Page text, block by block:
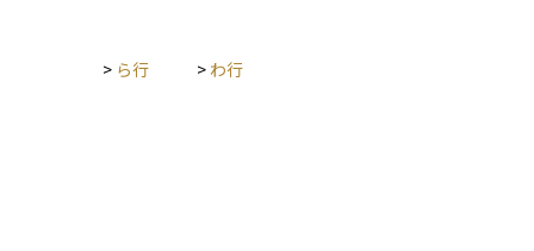
> ら行 > わ行